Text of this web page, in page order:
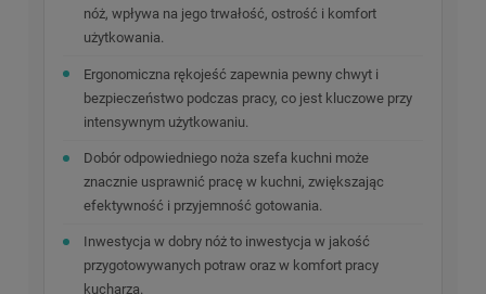
nóż, wpływa na jego trwałość, ostrość i komfort
użytkowania.
Ergonomiczna rękojeść zapewnia pewny chwyt i
bezpieczeństwo podczas pracy, co jest kluczowe przy
intensywnym użytkowaniu.
Dobór odpowiedniego noża szefa kuchni może
znacznie usprawnić pracę w kuchni, zwiększając
efektywność i przyjemność gotowania.
Inwestycja w dobry nóż to inwestycja w jakość
przygotowywanych potraw oraz w komfort pracy
kucharza.